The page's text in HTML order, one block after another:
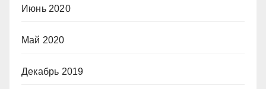
Июнь 2020
Май 2020
Декабрь 2019